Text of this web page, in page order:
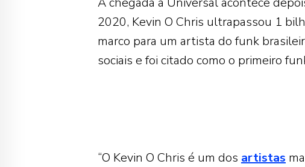
2020, Kevin O Chris ultrapassou 1
marco para um artista do funk
sociais e foi citado como o primeiro
“O Kevin O Chris é um dos artistas